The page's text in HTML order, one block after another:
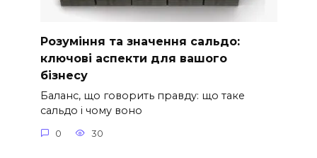
Розуміння та значення сальдо:
ключові аспекти для вашого
бізнесу
Баланс, що говорить правду: що таке
сальдо і чому воно
0 30